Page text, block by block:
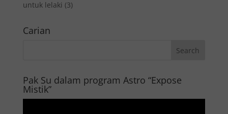
untuk lelaki (3)
Carian
Pak Su dalam program Astro “Expose
Mistik”